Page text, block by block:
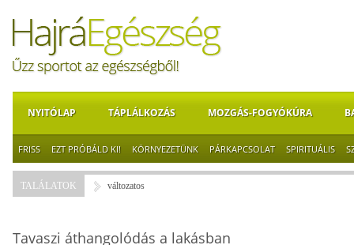
NYITÓLAP TÁPLÁLKOZÁS MOZGÁS-FOGYÓKÚRA
FRISS EZT PRÓBÁLD KI! KÖRNYEZETÜNK PÁRKAPCSOLAT SPIRITUÁLIS
TALÁLATOK változatos
Tavaszi áthangolódás a lakásban